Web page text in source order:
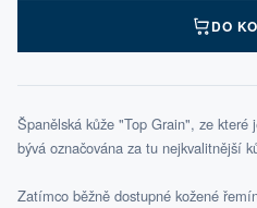
DO
Španělská kůže "Top Grain", ze
bývá označována za tu nejkvalitnější
Zatímco běžně dostupné kožené